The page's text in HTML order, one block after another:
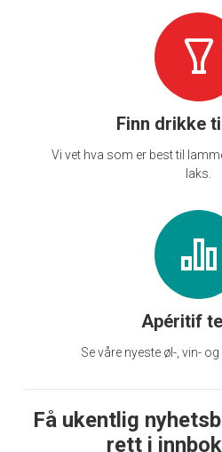
Finn drikke
Vi vet hva som er best til
laks.
Apéritif
Se våre nyeste øl-, vin-
Få ukentlig
rett i